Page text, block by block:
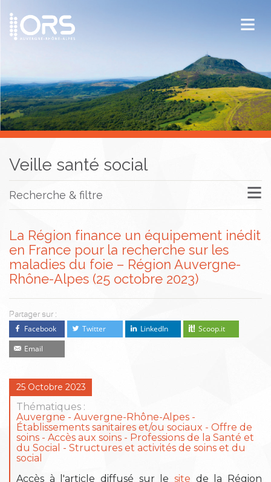
ORS Auvergne-Rhône-Alpes
Publications
Documentation / Veille
Veille santé social
Recherche & filtre
La Région finance un équipement inédit
en France pour la recherche sur les
maladies du foie – Région Auvergne-
Rhône-Alpes (25 octobre 2023)
Partager sur :
Facebook Twitter LinkedIn
Scoop.it
Email
25 Octobre 2023
Thématiques :
Auvergne
Auvergne-Rhône-Alpes
Établissements sanitaires et/ou sociaux
Offre de
soins - Accès aux soins
Professions de la Santé et
du Social
Structures et activités de soins et du
social
Accès à l'article diffusé sur le site de la Région